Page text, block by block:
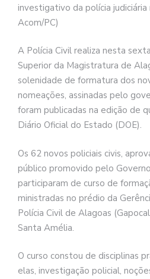
investigativo da polícia
Acom/PC)
A Polícia Civil realiza nesta
Superior da Magistratura de
solenidade de formatura dos
nomeações, assinadas pelo
foram publicadas na edição de
Diário Oficial do Estado (DOE).
Os 62 novos policiais civis,
público promovido pelo
participaram de curso de
ministradas no prédio da
Polícia Civil de Alagoas
Santa Amélia.
O curso constou de disciplinas
elas, investigação policial,